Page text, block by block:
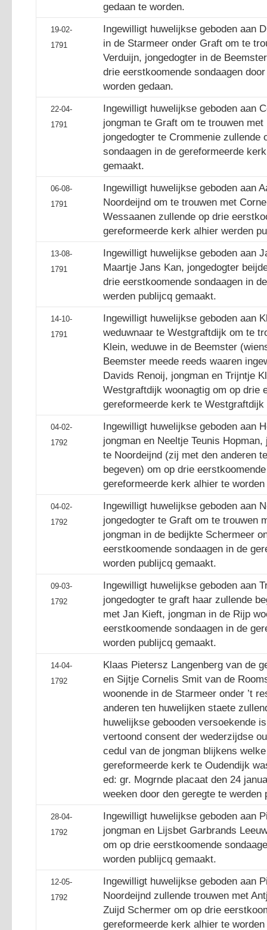
gedaan te worden.
19-02-
1791
Ingewilligt huwelijkse geboden aan
in de Starmeer onder Graft om te
Verduijn, jongedogter in de
drie eerstkoomende sondaagen
worden gedaan.
22-04-
1791
Ingewilligt huwelijkse geboden aan
jongman te Graft om te trouwen
jongedogter te Crommenie zullende
sondaagen in de gereformeerde
gemaakt.
06-08-
1791
Ingewilligt huwelijkse geboden aan
Noordeijnd om te trouwen met
Wessaanen zullende op drie
gereformeerde kerk alhier werden
13-08-
1791
Ingewilligt huwelijkse geboden aan
Maartje Jans Kan, jongedogter
drie eerstkoomende sondaagen in
werden publijcq gemaakt.
14-10-
1791
Ingewilligt huwelijkse geboden aan
weduwnaar te Westgraftdijk om te
Klein, weduwe in de Beemster
Beemster meede reeds waaren
Davids Renoij, jongman en Trijntje
Westgraftdijk woonagtig om op drie
gereformeerde kerk te
04-02-
1792
Ingewilligt huwelijkse geboden aan
jongman en Neeltje Teunis
te Noordeijnd (zij met den anderen
begeven) om op drie
gereformeerde kerk alhier te
04-02-
1792
Ingewilligt huwelijkse geboden aan
jongedogter te Graft om te trouwen
jongman in de bedijkte Schermeer
eerstkoomende sondaagen in de
worden publijcq gemaakt.
09-03-
1792
Ingewilligt huwelijkse geboden aan
jongedogter te graft haar zullende
met Jan Kieft, jongman in de Rijp
eerstkoomende sondaagen in de
worden publijcq gemaakt.
14-04-
1792
Klaas Pietersz Langenberg van de
en Sijtje Cornelis Smit van de
woonende in de Starmeer onder ’t
anderen ten huwelijken staete
huwelijkse gebooden versoekende
vertoond consent der wederzijdse
cedul van de jongman blijkens
gereformeerde kerk te Oudendijk
ed: gr. Mogrnde placaat den 24
weeken door den geregte te
28-04-
1792
Ingewilligt huwelijkse geboden aan
jongman en Lijsbet Garbrands
om op drie eerstkoomende
worden publijcq gemaakt.
12-05-
1792
Ingewilligt huwelijkse geboden aan
Noordeijnd zullende trouwen met
Zuijd Schermer om op drie
gereformeerde kerk alhier te